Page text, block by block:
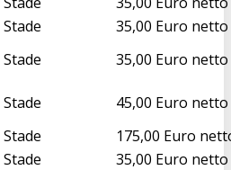
Stade
35,00 Euro netto
Stade 35,00 Euro netto
Stade
45,00 Euro netto
Stade
175,00 Euro
Stade
35,00 Euro netto